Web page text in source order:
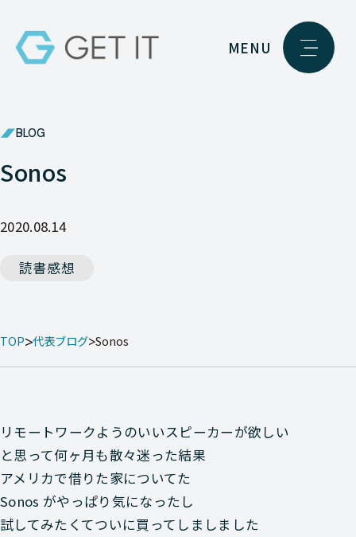
MENU
BLOG
Sonos
2020.08.14
読書感想
TOP 代表ブログ Sonos
リモートワークようのいいスピーカーが欲しい
と思って何ヶ月も散々迷った結果
アメリカで借りた家についてた
Sonos がやっぱり気になったし
試してみたくてついに買ってしましました